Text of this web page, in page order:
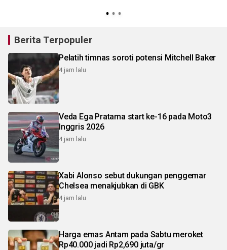
Berita Terpopuler
Pelatih timnas soroti potensi Mitchell Baker
4 jam lalu
Veda Ega Pratama start ke-16 pada Moto3
Inggris 2026
4 jam lalu
Xabi Alonso sebut dukungan penggemar
Chelsea menakjubkan di GBK
4 jam lalu
Harga emas Antam pada Sabtu meroket
Rp40.000 jadi Rp2,690 juta/gr